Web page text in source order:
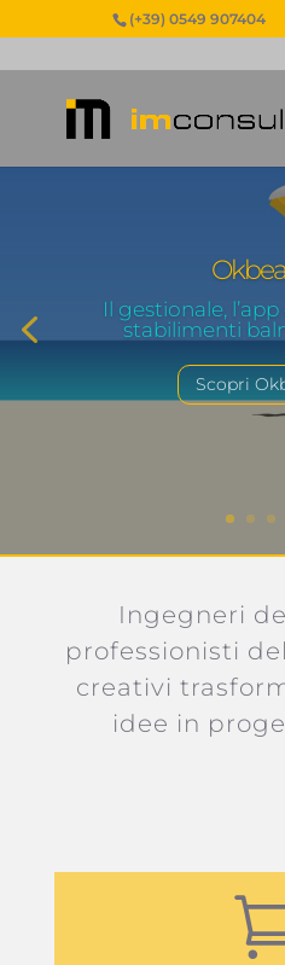
(+39) 0549 907404
Il gestionale,
stabilimenti
Scopri
Ingegneri
professionisti
creativi
idee in